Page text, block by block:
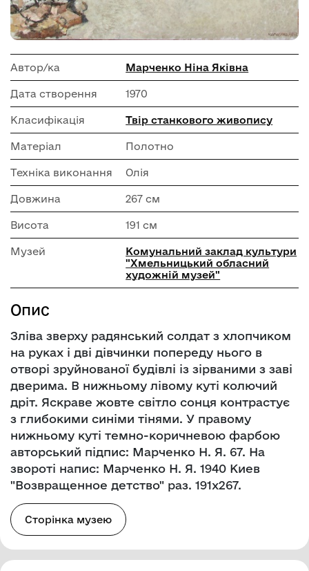
Автор/ка Марченко Ніна Яківна
Дата створення 1970
Класифікація Твір станкового живопису
Матеріал Полотно
Техніка виконання Олія
Довжина 267 см
Висота 191 см
Музей
Комунальний заклад культури
"Хмельницький обласний
художній музей"
Опис
Зліва зверху радянський солдат з хлопчиком
на руках і дві дівчинки попереду нього в
отворі зруйнованої будівлі із зірваними з заві
дверима. В нижньому лівому куті колючий
дріт. Яскраве жовте світло сонця контрастує
з глибокими синіми тінями. У правому
нижньому куті темно-коричневою фарбою
авторський підпис: Марченко Н. Я. 67. На
звороті напис: Марченко Н. Я. 1940 Киев
"Возвращенное детство" раз. 191х267.
Сторінка музею